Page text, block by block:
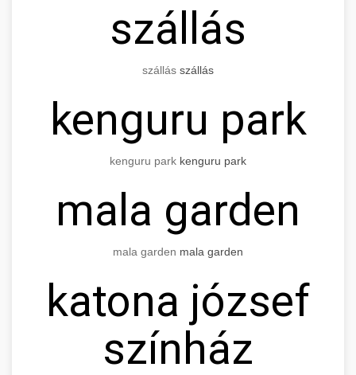
szállás
szállás szállás
kenguru park
kenguru park kenguru park
mala garden
mala garden mala garden
katona józsef
színház